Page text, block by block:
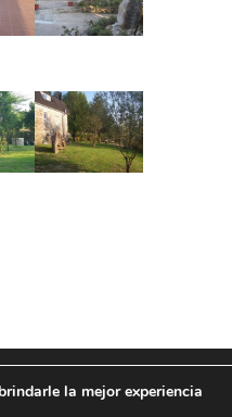
porSerboweb
la mejor experiencia